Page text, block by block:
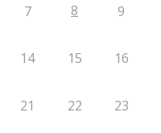
7 8 9
14 15 16
21 22 23